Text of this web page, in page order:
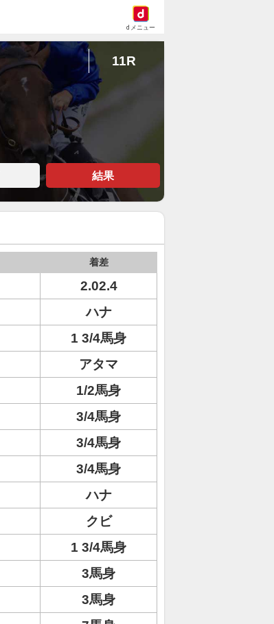
dメニュー
11R
結果
着差
2.02.4
ハナ
1 3/4馬身
アタマ
1/2馬身
3/4馬身
3/4馬身
3/4馬身
ハナ
クビ
1 3/4馬身
3馬身
3馬身